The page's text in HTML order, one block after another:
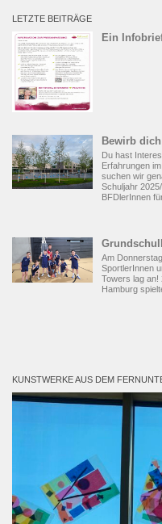
LETZTE BEITRÄGE
Ein
Bewirb
Du hast
Erfahrungen
suchen wir
Schuljahr
BFDlerInnen
Am
SportlerInnen
Towers lag an!
Hamburg
KUNSTWERKE AUS DEM